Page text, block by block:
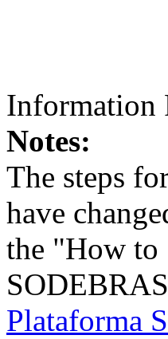
Information
Notes:
The steps
have
the "How to
Plataforma